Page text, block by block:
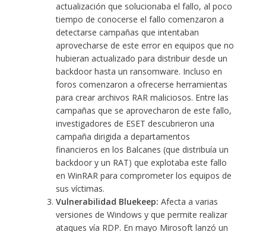
actualización que solucionaba el fallo, al poco
tiempo de conocerse el fallo comenzaron a
detectarse campañas que intentaban
aprovecharse de este error en equipos que no
hubieran actualizado para distribuir desde un
backdoorhasta un ransomware. Incluso en
foros comenzaron a ofrecerse herramientas
para crear archivos RAR maliciosos. Entre las
campañas que se aprovecharon de este fallo,
investigadores de ESET descubrieron una
campaña dirigida a departamentos
financieros en los Balcanes (que distribuía un
backdoor y un RAT) que explotaba este fallo
en WinRAR para comprometer los equipos de
sus víctimas.
Vulnerabilidad Bluekeep: Afecta a varias
versiones de Windows y que permite realizar
ataques vía RDP. En mayo Mirosoft lanzó un